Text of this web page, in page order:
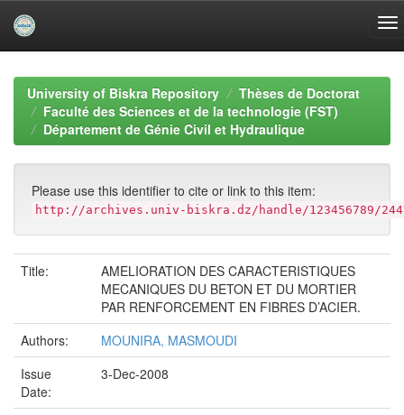
navigationUniversity of Biskra Repository
Thèses de Doctorat
Faculté des Sciences et de la technologie (FST)
Département de Génie Civil et Hydraulique
Please use this identifier to cite or link to this item:
http://archives.univ-biskra.dz/handle/123456789/
Title:
AMELIORATION DES CARACTERISTIQUES
MECANIQUES DU BETON ET DU MORTIER
PAR RENFORCEMENT EN FIBRES D’ACIER.
Authors:
MOUNIRA, MASMOUDI
Issue
Date:
3-Dec-2008